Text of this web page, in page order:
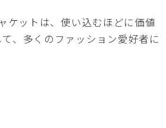
ケットは、使い込むほどに価値
、多くのファッション愛好者に